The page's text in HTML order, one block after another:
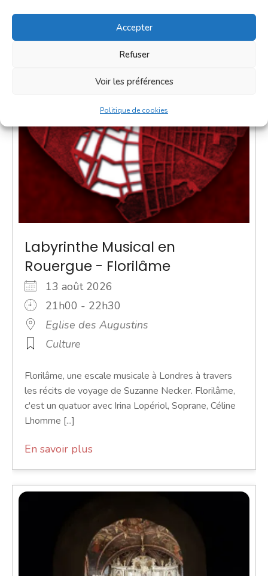
Accepter
Refuser
Voir les préférences
Politique de cookies
Labyrinthe Musical en
Rouergue - Florilâme
13 août 2026
21h00 - 22h30
Eglise des Augustins
Culture
Florilâme, une escale musicale à Londres à travers
les récits de voyage de Suzanne Necker. Florilâme,
c'est un quatuor avec Irina Lopériol, Soprane, Céline
Lhomme [...]
En savoir plus